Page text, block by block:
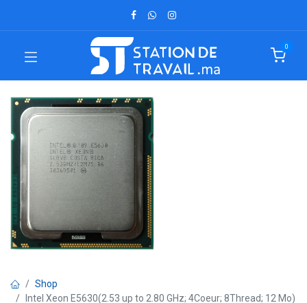
0
Shop
Intel Xeon E5630(2.53 up to 2.80 GHz; 4Coeur; 8Thread; 12 Mo)